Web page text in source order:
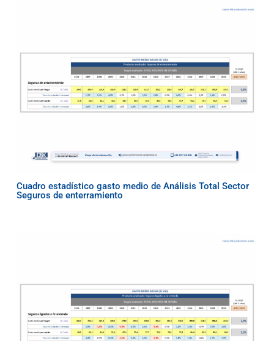
Cuadro estadístico gasto medio de Análisis Total Sector
Seguros de enterramiento